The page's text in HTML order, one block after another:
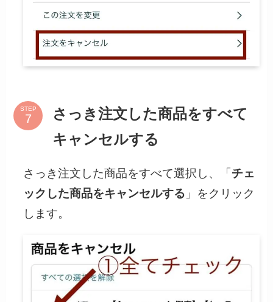
STEP
さっき注文した商品をすべて
キャンセルする
さっき注文した商品をすべて選択し、「 チェ
ックした商品をキャンセルする 」をクリック
します。